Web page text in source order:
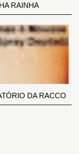
RAINHA
DA RACCO